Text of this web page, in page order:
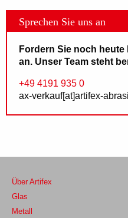
Sprechen Sie uns an
Fordern Sie noch
an. Unser Team steht
+49 4191 935 0
ax-verkauf[at]artifex-
Über Artifex
Glas
Metall